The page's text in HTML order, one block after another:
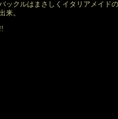
ックルはまさしくイタリアメイド
来。